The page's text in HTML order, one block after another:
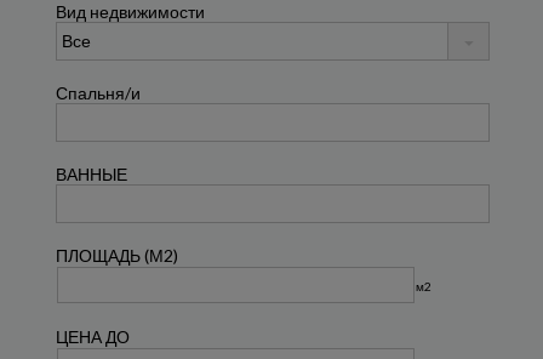
Вид недвижимости
Спальня/и
ВАННЫЕ
ПЛОЩАДЬ (М2)
м2
ЦЕНА ДО